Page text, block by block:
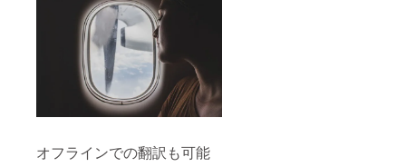
オフラインでの翻訳も可能